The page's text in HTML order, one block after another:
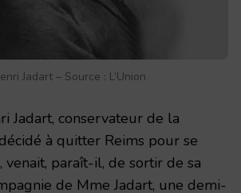
Jadart – Source : L’Union
Jadart, conservateur de la
à quitter Reims pour se
venait, paraît-il, de sortir de sa
de Mme Jadart, une demi-